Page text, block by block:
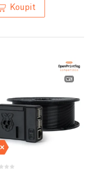
Koupit